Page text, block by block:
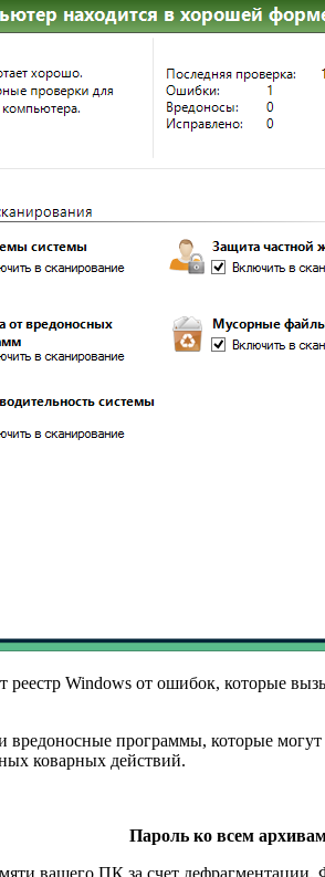
Windows от ошибок, которые
программы, которые
коварных действий.
Пароль ко всем